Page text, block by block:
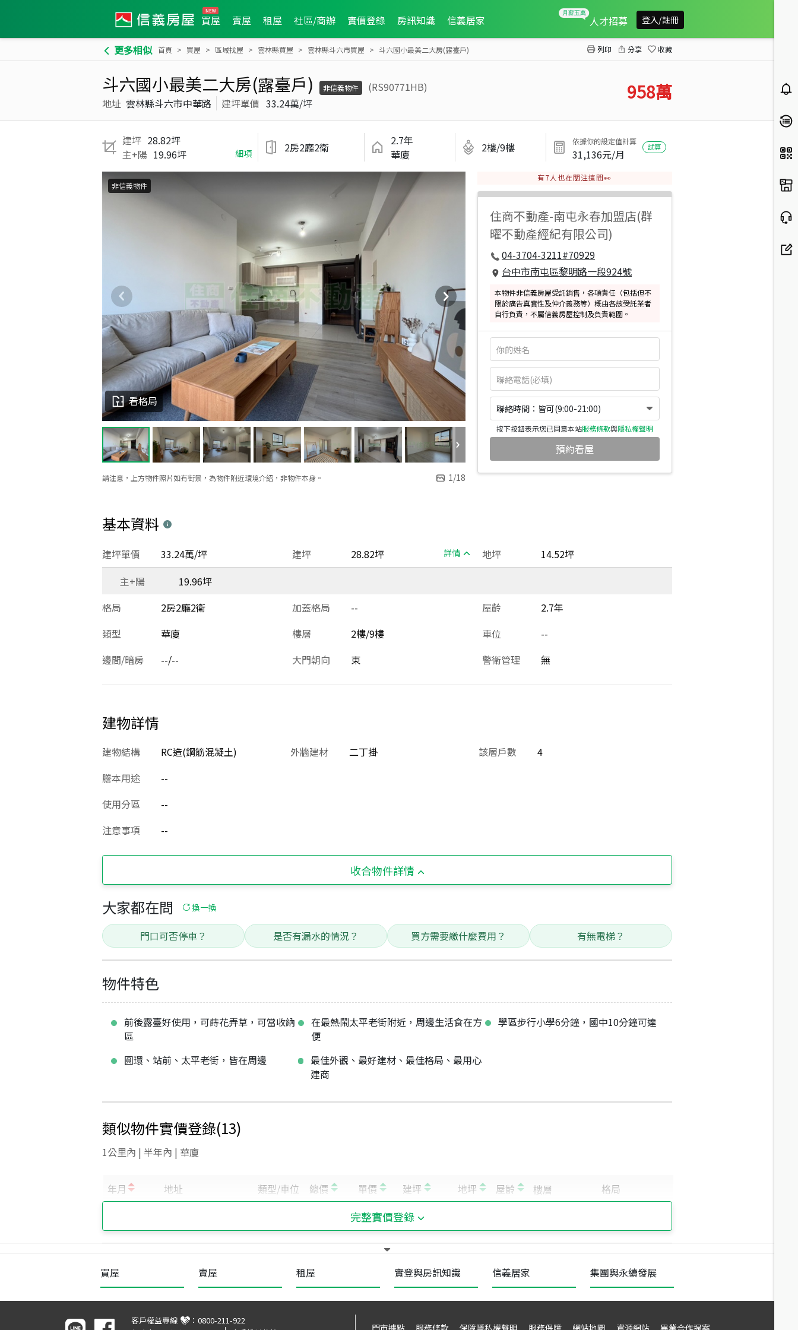
買屋 賣屋 租屋 社區/商辦 實價登錄 房訊知識 信義居家 人才招募 登入/註冊
更多相似 首頁 買屋 區域找屋 雲林縣買屋 雲林縣斗六市買屋 斗六國小最美二大房(露臺戶) 列印 分享 收藏
斗六國小最美二大房(露臺戶) 非信義物件
(RS90771HB)
地址 雲林縣斗六市中華路 建坪單價 33.24萬/坪 958萬
建坪 28.82坪
主+陽 19.96坪 細項 2房2廳2衛
2.7年
華廈
2樓/9樓 依據你的設定值計算
31,136元/月
試算
請注意，上方物件照片如有街景，為物件附近環境介紹，非物件本身。 1/18
看格局
非信義物件
有7人也在關注這間👀
住商不動產-南屯永春加盟店(群
曜不動產經紀有限公司)
04-3704-3211#70929
台中市南屯區黎明路一段924號
本物件非信義房屋受託銷售，各項責任（包括但不
限於廣告真實性及仲介義務等）概由各該受託業者
自行負責，不屬信義房屋控制及負責範圍。
聯絡時間：皆可(9:00-21:00)
按下按鈕表示您已同意本站服務條款與隱私權聲明
預約看屋
基本資料
建坪 28.82坪 詳情
建坪單價 33.24萬/坪 地坪
14.52坪
主+陽
19.96坪
格局
2房2廳2衛 加蓋格局 -- 屋齡
2.7年
類型
華廈 樓層 2樓/9樓 車位
--
邊間/暗房
--/-- 大門朝向 東 警衛管理 無
建物詳情
建物結構 RC造(鋼筋混凝土) 外牆建材 二丁掛 該層戶數
4
謄本用途
--
使用分區
--
注意事項
--
收合物件詳情
大家都在問 換一換
門口可否停車？ 是否有漏水的情況？ 買方需要繳什麼費用？ 有無電梯？
物件特色
前後露臺好使用，可蒔花弄草，可當收納
區
在最熱鬧太平老街附近，周邊生活食在方
便
學區步行小學6分鐘，國中10分鐘可達
圓環、站前、太平老街，皆在周邊
最佳外觀、最好建材、最佳格局、最用心
建商
類似物件實價登錄(13)
1公里內 | 半年內 | 華廈
完整實價登錄
買屋 賣屋 租屋 實登與房訊知識 信義居家 集團與永續發展
客戶權益專線 ： 0800-211-922
門市據點 服務條款 保障隱私權聲明 服務保障 網站地圖 資源網站 異業合作提案